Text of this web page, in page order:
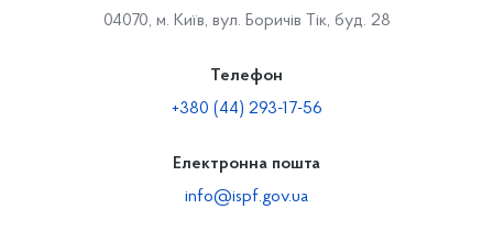
04070, м. Київ, вул. Боричів Тік, буд. 28
Телефон
+380 (44) 293-17-56
Електронна пошта
info@ispf.gov.ua